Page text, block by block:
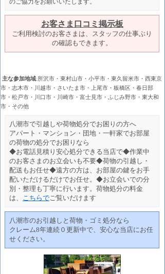
のご協力をお願いいたします。
お客さま口コミ掲示板
ご利用検討のお客さまは、スタッフの仕事ぶり
の確認もできます。
主な参加地域:所沢市・東村山市・小平市・東久留米市・西東京
市・志木市・川越市・さいたま市・上尾市・板橋区・春日部
市・松戸市・川口市・川崎市・富士見市・ふじみ野市・東大和
市・その他
八潮市で引越しや荷物処分でお困りの方へ
アパート・マンション・団地・一軒家でお部屋
の荷物の処分でお困りなら
◆お電話見積り安心処分できる当店で◆作業中
のお客さまのお立会いも不要◆荷物の引越し・
配送もお任せ◆遠方の方は、お部屋の鍵をお手
配いただけるだけでお任せ。◆お立会いでの分
別・整理も丁寧に行います。荷物処分の料金
は、 こちらでご覧いだけます
八潮市のお引越しと荷物・ゴミ処分なら
クレーム8年連続０更新中で、安心な当店にお任
せください。